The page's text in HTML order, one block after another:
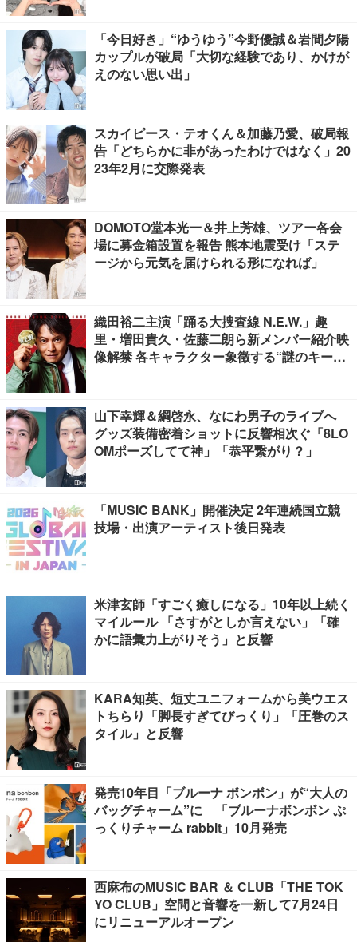
「今日好き」“ゆうゆう”今野優誠＆岩間夕陽
カップルが破局「大切な経験であり、かけが
えのない思い出」
スカイピース・テオくん＆加藤乃愛、破局報
告「どちらかに非があったわけではなく」20
23年2月に交際発表
DOMOTO堂本光一＆井上芳雄、ツアー各会
場に募金箱設置を報告 熊本地震受け「ステ
ージから元気を届けられる形になれば」
織田裕二主演「踊る大捜査線 N.E.W.」趣
里・増田貴久・佐藤二朗ら新メンバー紹介映
像解禁 各キャラクター象徴する“謎のキーワ
山下幸輝＆綱啓永、なにわ男子のライブへ
グッズ装備密着ショットに反響相次ぐ「8LO
OMポーズしてて神」「恭平繋がり？」
「MUSIC BANK」開催決定 2年連続国立競
技場・出演アーティスト後日発表
米津玄師「すごく癒しになる」10年以上続く
マイルール 「さすがとしか言えない」「確
かに語彙力上がりそう」と反響
KARA知英、短丈ユニフォームから美ウエス
トちらり「脚長すぎてびっくり」「圧巻のス
タイル」と反響
発売10年目「ブルーナ ボンボン」が“大人の
バッグチャーム”に 「ブルーナボンボン ぷ
っくりチャーム rabbit」10月発売
西麻布のMUSIC BAR ＆ CLUB「THE TOK
YO CLUB」空間と音響を一新して7月24日
にリニューアルオープン